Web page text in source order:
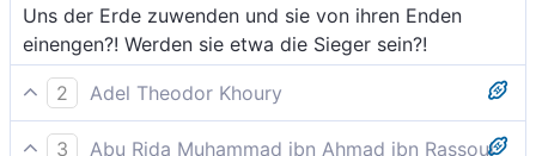
Uns der Erde zuwenden und sie von ihren Enden
einengen?! Werden sie etwa die Sieger sein?!
2
Adel Theodor Khoury
Nein, Wir haben diese da und ihre Väter genießen
3 Abu Rida Muhammad ibn Ahmad ibn Rassoul